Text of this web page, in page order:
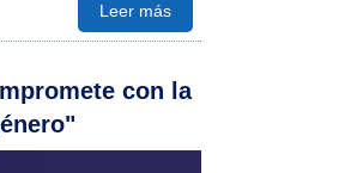
Leer más
con la